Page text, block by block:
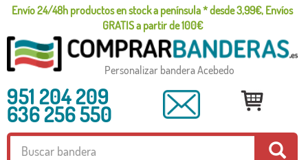
Envío 24/48h productos en stock a península * desde 3,99€, Envíos
GRATIS a partir de 100€
Personalizar bandera Acebedo
951 204 209
636 256 550